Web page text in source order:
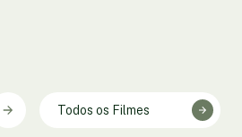
Todos os Filmes